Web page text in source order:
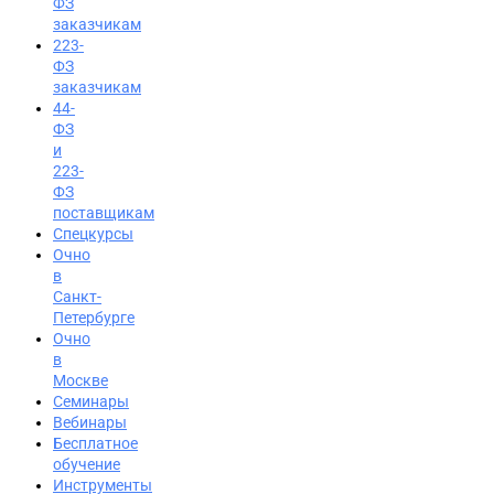
Вход на портал
8 (800) 200-24-26
заказчикам
223-
ФЗ
заказчикам
44-
ФЗ
и
223-
ФЗ
поставщикам
Спецкурсы
Очно
в
Санкт-
Петербурге
Очно
в
Москве
Семинары
Вебинары
Бесплатное
обучение
Инструменты